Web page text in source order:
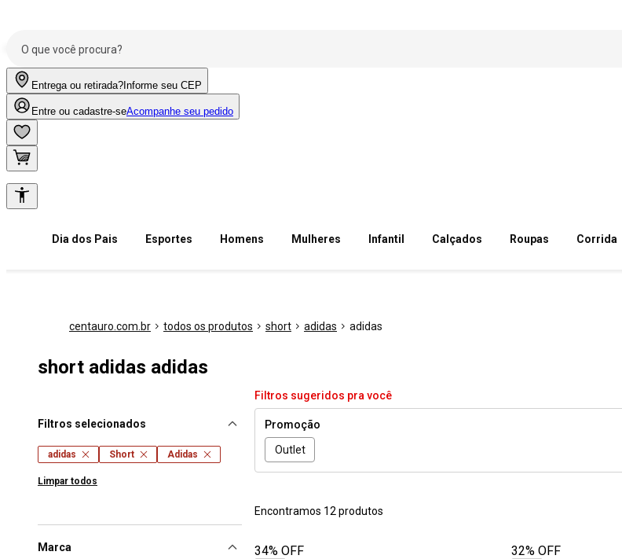
Entrega ou retirada? Informe seu CEP
Entre ou cadastre-seAcompanhe seu pedido
Dia dos Pais Esportes Homens Mulheres Infantil Calçados Roupas Corrida
centauro.com.br todos os produtos short adidas adidas
short adidas adidas
Filtros selecionados
adidas Short Adidas
Limpar todos
Marca
Filtros sugeridos pra você
Promoção
Outlet
Encontramos 12 produtos
34% OFF 32% OFF